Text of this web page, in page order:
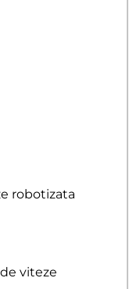
robotizata
viteze